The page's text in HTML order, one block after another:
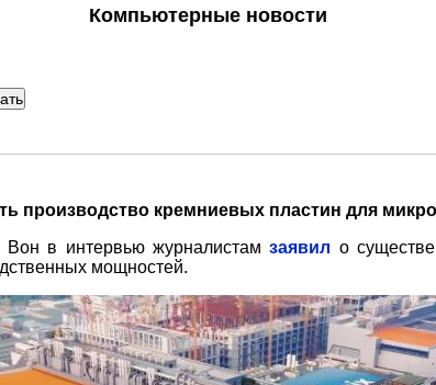
Компьютерные новости
производство кремниевых пластин для
Вон в интервью журналистамзаявил о
мощностей.